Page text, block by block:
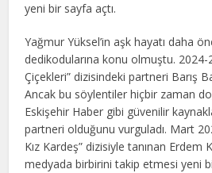
yeni bir sayfa açtı.
Yağmur Yüksel’in aşk hayatı daha
dedikodularına konu olmuştu.
Çiçekleri” dizisindeki partneri Barış
Ancak bu söylentiler hiçbir zaman
Eskişehir Haber gibi güvenilir
partneri olduğunu vurguladı. Mart
Kız Kardeş” dizisiyle tanınan Erdem
medyada birbirini takip etmesi yeni